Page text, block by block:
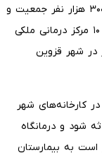
به این ترتیب، استانی با بیش از یک میلیون و ۳۰۰ هزار نفر جمعیت و
ده‌ها هزار کارگر شاغل در واحدهای صنعتی، تنها ۱۰ مرکز درمانی ملکی
در شهر قزوین
اگر کارگری ساعت ۱۰ یا ۱۱ شب در کارخانه‌های شهر
شود و درمانگاه
است به بیمارستان